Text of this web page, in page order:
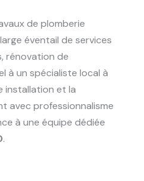
de plomberie
éventail de services
rénovation de
à un spécialiste local à
installation et la
avec professionnalisme
à une équipe dédiée
.